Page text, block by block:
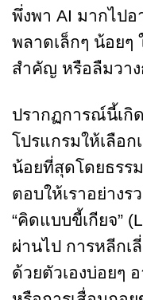
พึ่งพา AI มากไปอ
พลาดเล็กๆ น้อยๆ
สำคัญ หรือลืมวา
ปรากฏการณ์นี้เกิ
โปรแกรมให้เลือก
น้อยที่สุดโดยธรร
ตอบให้เราอย่างร
“คิดแบบขี้เกียจ”
ผ่านไป การหลีก
ด้วยตัวเองบ่อยๆ